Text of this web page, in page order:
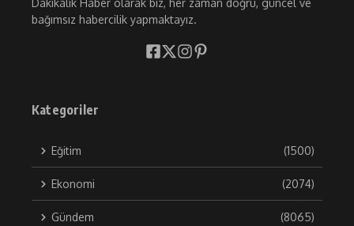
Dakikalık Haber olarak biz, her zaman doğru, güncel ve
bağımsız habercilik yapmaktayız.
Kategoriler
Eğitim (1500)
Ekonomi (2074)
Gündem (8065)